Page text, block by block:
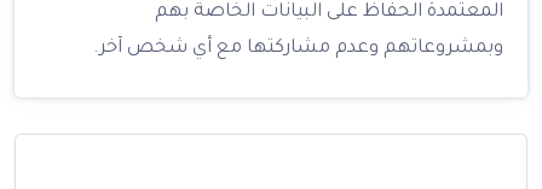
المعتمدة الحفاظ على البيانات الخاصة بهم
وبمشروعاتهم وعدم مشاركتها مع أي شخص آخر.